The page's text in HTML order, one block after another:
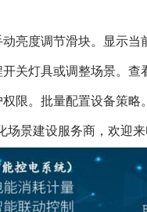
亮度调节滑块。显示当
关灯具或调整场景。查
限。批量配置设备策略。
景建设服务商，欢迎来